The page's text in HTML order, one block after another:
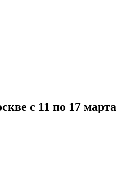
c 11 по 17 марта